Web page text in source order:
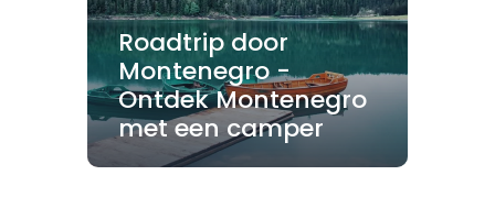
Roadtrip door
Montenegro -
Ontdek Montenegro
met een camper